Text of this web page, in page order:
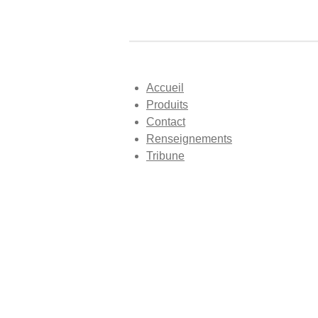
Accueil
Produits
Contact
Renseignements
Tribune